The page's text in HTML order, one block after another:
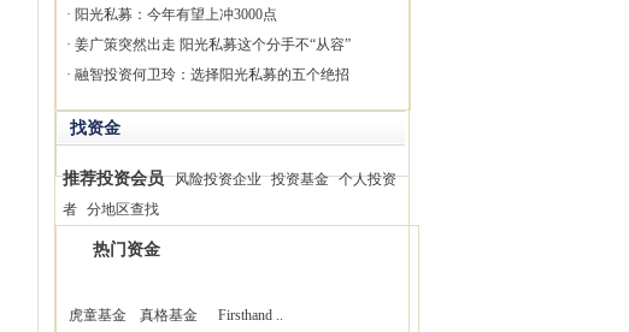
· 阳光私募：今年有望上冲3000点
· 姜广策突然出走 阳光私募这个分手不“从容”
· 融智投资何卫玲：选择阳光私募的五个绝招
找资金
推荐投资会员 风险投资企业 投资基金 个人投资
者 分地区查找
热门资金
虎童基金 真格基金 Firsthand ..